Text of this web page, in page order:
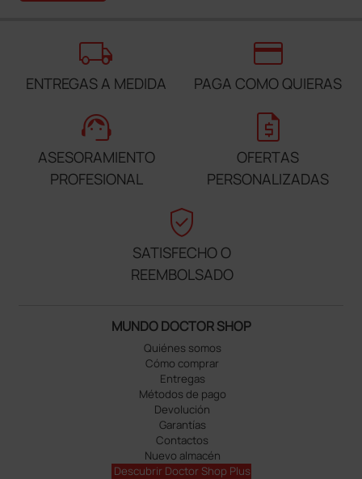
local_shipping
ENTREGAS A MEDIDA
credit_card
PAGA COMO QUIERAS
support_agent
ASESORAMIENTO
PROFESIONAL
request_quote
OFERTAS
PERSONALIZADAS
verified_user
SATISFECHO O
REEMBOLSADO
MUNDO DOCTOR SHOP
Quiénes somos
Cómo comprar
Entregas
Métodos de pago
Devolución
Garantías
Contactos
Nuevo almacén
Descubrir Doctor Shop Plus